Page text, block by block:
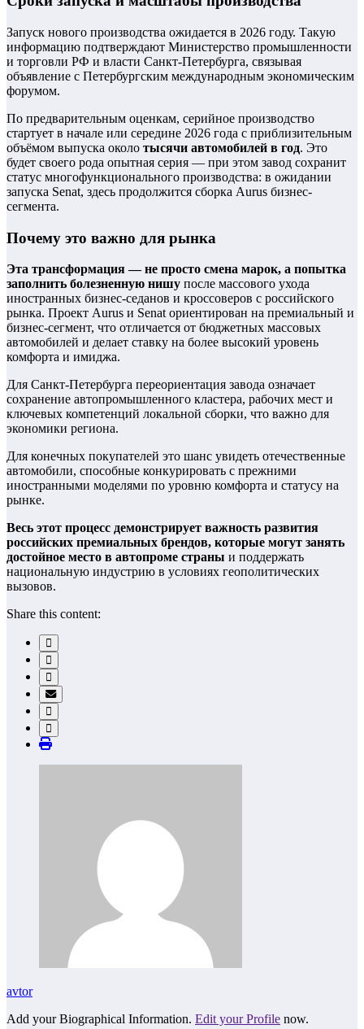
Запуск нового производства ожидается в 2026 году. Такую
информацию подтверждают Министерство промышленности
и торговли РФ и власти Санкт-Петербурга, связывая
объявление с Петербургским международным экономическим
форумом.
По предварительным оценкам, серийное производство
стартует в начале или середине 2026 года с приблизительным
объёмом выпуска около тысячи автомобилей в год. Это
будет своего рода опытная серия — при этом завод сохранит
статус многофункционального производства: в ожидании
запуска Senat, здесь продолжится сборка Aurus бизнес-
сегмента.
Почему это важно для рынка
Эта трансформация — не просто смена марок, а попытка
заполнить болезненную нишу после массового ухода
иностранных бизнес-седанов и кроссоверов с российского
рынка. Проект Aurus и Senat ориентирован на премиальный и
бизнес-сегмент, что отличается от бюджетных массовых
автомобилей и делает ставку на более высокий уровень
комфорта и имиджа.
Для Санкт-Петербурга переориентация завода означает
сохранение автопромышленного кластера, рабочих мест и
ключевых компетенций локальной сборки, что важно для
экономики региона.
Для конечных покупателей это шанс увидеть отечественные
автомобили, способные конкурировать с прежними
иностранными моделями по уровню комфорта и статусу на
рынке.
Весь этот процесс демонстрирует важность развития
российских премиальных брендов, которые могут занять
достойное место в автопроме страны и поддержать
национальную индустрию в условиях геополитических
вызовов.
Share this content:
avtor
Add your Biographical Information. Edit your Profile now.